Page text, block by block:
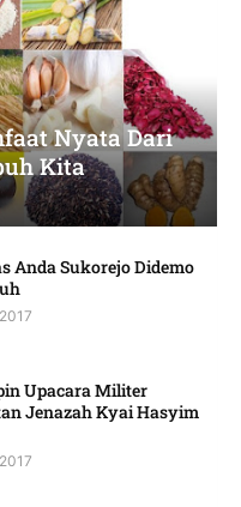
Nyata Dari
Kita
Anda Sukorejo Didemo
Upacara Militer
Jenazah Kyai Hasyim